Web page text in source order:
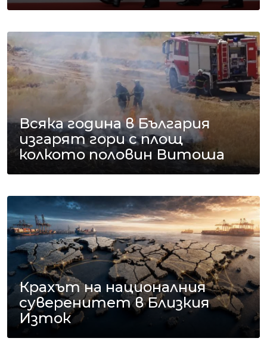
Всяка година в България
изгарят гори с площ
колкото половин Витоша
Крахът на националния
суверенитет в Близкия
Изток